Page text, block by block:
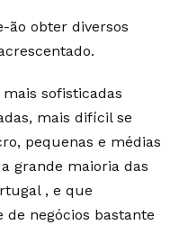
ão obter diversos
sofisticadas
mais difícil se
pequenas e médias
grande maioria das
, e que
negócios bastante